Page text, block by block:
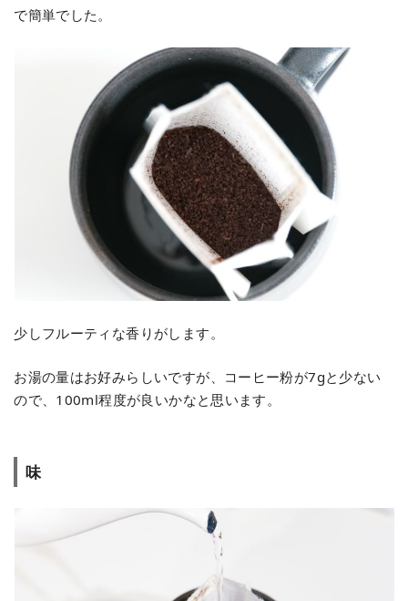
で簡単でした。
少しフルーティな香りがします。
お湯の量はお好みらしいですが、コーヒー粉が7gと少ない
ので、100ml程度が良いかなと思います。
味